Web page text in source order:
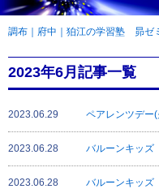
調布｜府中｜狛江の学習塾 昴ゼ
2023年6月記事一覧
2023.06.29 ペアレンツデー
2023.06.28 バルーンキッズ
2023.06.28
バルーンキッ